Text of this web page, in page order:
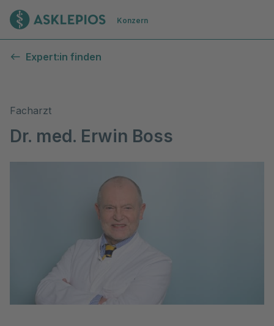
Zur Startseite
Konzern
Expert:in finden
Facharzt
Dr. med. Erwin Boss